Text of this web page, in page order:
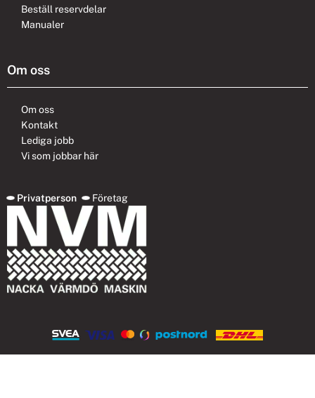
Beställ reservdelar
Manualer
Om oss
Om oss
Kontakt
Lediga jobb
Vi som jobbar här
Privatperson Företag